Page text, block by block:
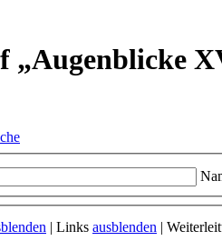
„Augenblicke
| Links ausblenden |